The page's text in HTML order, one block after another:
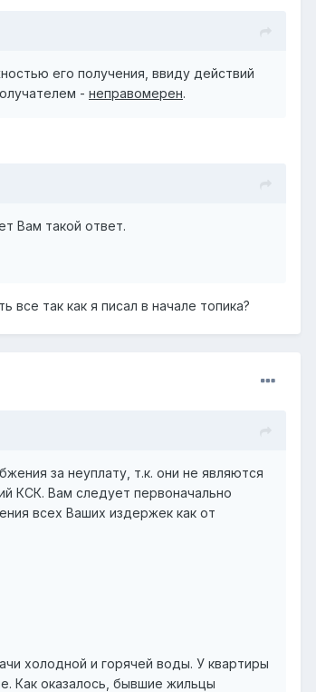
его получения, ввиду действий
- неправомерен.
Вам такой ответ.
так как я писал в начале топика?
за неуплату, т.к. они не являются
КСК. Вам следует первоначально
всех Ваших издержек как от
холодной и горячей воды. У квартиры
Как оказалось, бывшие жильцы